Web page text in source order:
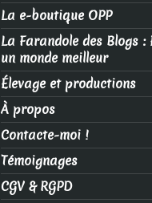
La e-boutique OPP
La Farandole des Blogs :
un monde meilleur
Élevage et productions
À propos
Contacte-moi !
Témoignages
CGV & RGPD